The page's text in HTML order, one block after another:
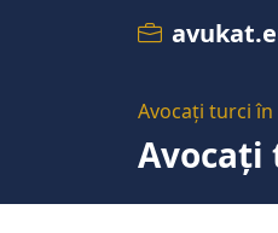
Avocați turci în
Avocați